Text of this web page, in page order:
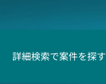
詳細検索で案件を探す